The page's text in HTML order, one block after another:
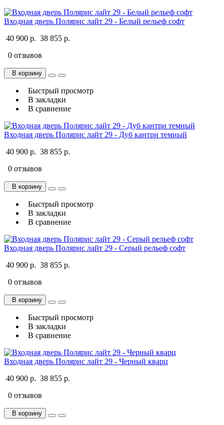
Входная дверь Полярис лайт 29 - Белый рельеф софт
40 900 р. 38 855 р.
0 отзывов
В корзину
Быстрый просмотр
В закладки
В сравнение
Входная дверь Полярис лайт 29 - Дуб кантри темный
40 900 р. 38 855 р.
0 отзывов
В корзину
Быстрый просмотр
В закладки
В сравнение
Входная дверь Полярис лайт 29 - Серый рельеф софт
40 900 р. 38 855 р.
0 отзывов
В корзину
Быстрый просмотр
В закладки
В сравнение
Входная дверь Полярис лайт 29 - Черный кварц
40 900 р. 38 855 р.
0 отзывов
В корзину